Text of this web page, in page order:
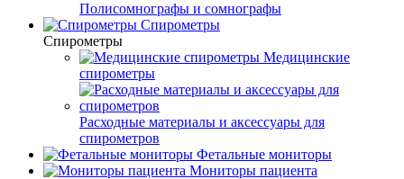
Полисомнографы и сомнографы
Спирометры
Спирометры
Медицинские
спирометры
Расходные материалы и аксессуары для
спирометров
Фетальные мониторы
Мониторы пациента